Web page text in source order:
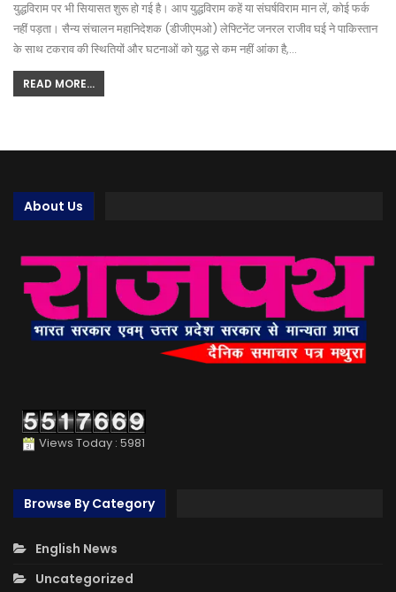
युद्धविराम पर भी सियासत शुरू हो गई है। आप युद्धविराम कहें या संघर्षविराम मान लें, कोई फर्क
नहीं पड़ता। सैन्य संचालन महानिदेशक (डीजीएमओ) लेफ्टिनेंट जनरल राजीव घई ने पाकिस्तान
के साथ टकराव की स्थितियों और घटनाओं को युद्ध से कम नहीं आंका है,…
READ MORE...
About Us
Views Today : 5981
Browse By Category
English News
Uncategorized